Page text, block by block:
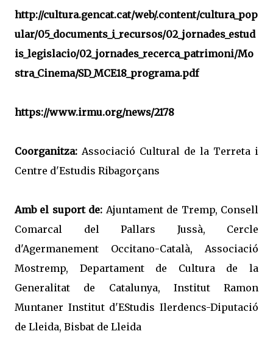
http://cultura.gencat.cat/web/.content/cultura_pop
ular/05_documents_i_recursos/02_jornades_estud
is_legislacio/02_jornades_recerca_patrimoni/Mo
stra_Cinema/SD_MCE18_programa.pdf
https://www.irmu.org/news/2178
Coorganitza: Associació Cultural de la Terreta i
Centre d'Estudis Ribagorçans
Amb el suport de: Ajuntament de Tremp, Consell
Comarcal del Pallars Jussà, Cercle
d'Agermanement Occitano-Català, Associació
Mostremp, Departament de Cultura de la
Generalitat de Catalunya, Institut Ramon
Muntaner Institut d'EStudis Ilerdencs-Diputació
de Lleida, Bisbat de Lleida